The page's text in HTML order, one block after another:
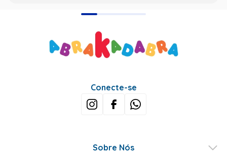
Conecte-se
Sobre Nós